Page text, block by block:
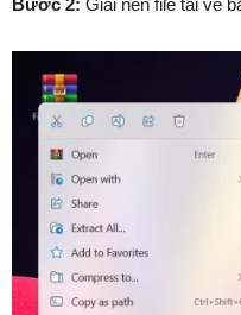
Bước 2: Giải nén file tải về